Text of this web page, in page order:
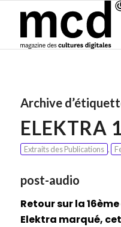
Archive
ELEKTRA
Extraits des Publications ,
post-audio
Retour sur la
Elektra marqué,